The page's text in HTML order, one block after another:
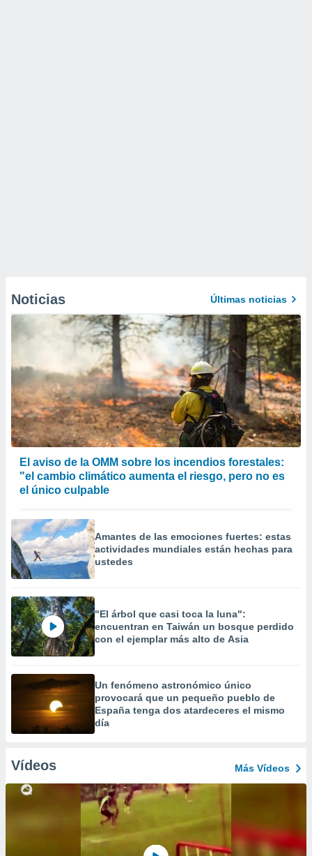
Noticias Últimas noticias
El aviso de la OMM sobre los incendios forestales:
"el cambio climático aumenta el riesgo, pero no es
el único culpable
Amantes de las emociones fuertes: estas
actividades mundiales están hechas para
ustedes
"El árbol que casi toca la luna":
encuentran en Taiwán un bosque perdido
con el ejemplar más alto de Asia
Un fenómeno astronómico único
provocará que un pequeño pueblo de
España tenga dos atardeceres el mismo
día
Vídeos Más Vídeos